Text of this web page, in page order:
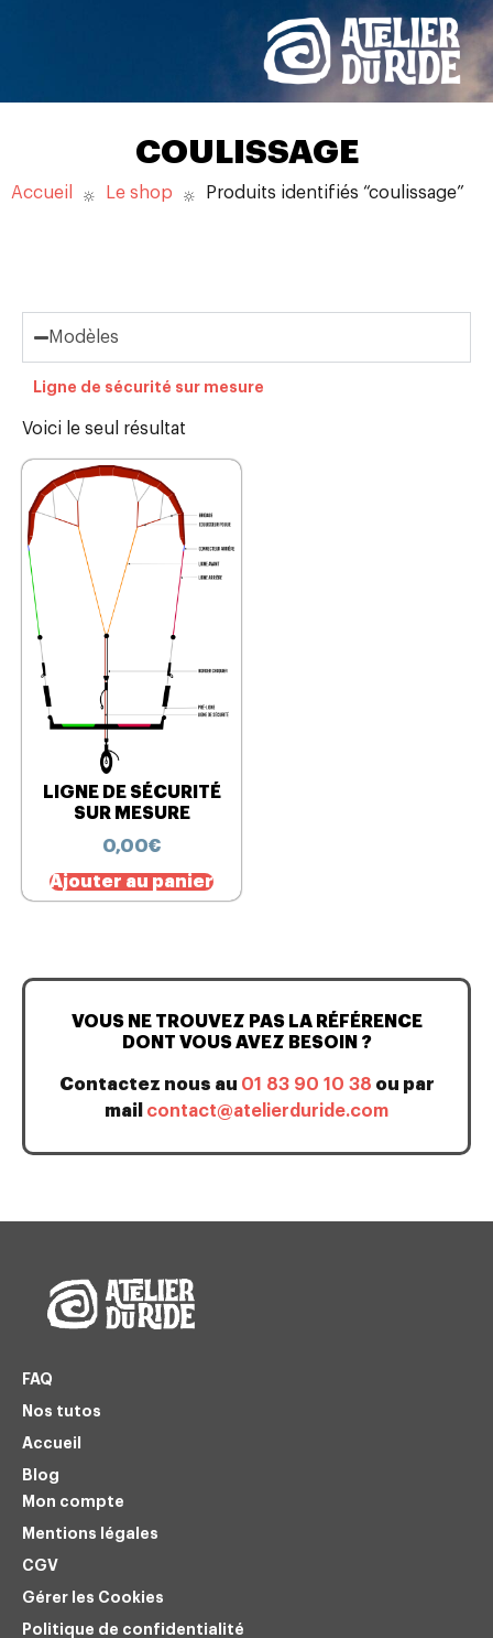
COULISSAGE
Accueil Le shop Produits identifiés “coulissage”
Modèles
Ligne de sécurité sur mesure
Voici le seul résultat
LIGNE DE SÉCURITÉ
SUR MESURE
0,00€
Ajouter au panier
VOUS NE TROUVEZ PAS LA RÉFÉRENCE
DONT VOUS AVEZ BESOIN ?
Contactez nous au 01 83 90 10 38 ou par
mail contact@atelierduride.com
Mon compte
Mentions légales
CGV
Gérer les Cookies
Politique de confidentialité
FAQ
Nos tutos
Accueil
Blog